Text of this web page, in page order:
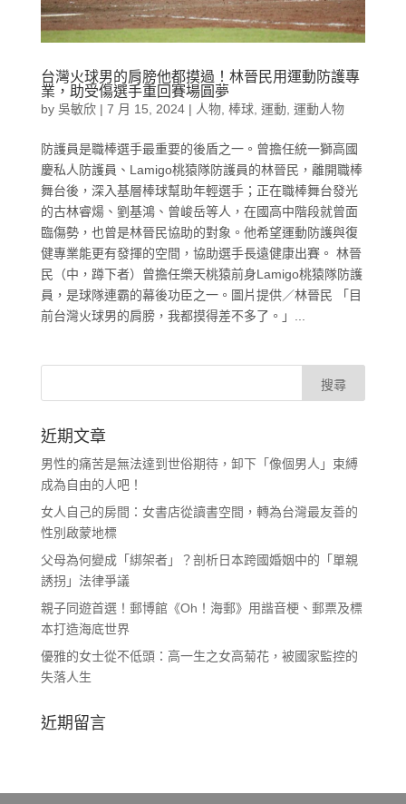
台灣火球男的肩膀他都摸過！林晉民用運動防護專
業，助受傷選手重回賽場圓夢
by 吳敏欣| 7 月 15, 2024| 人物, 棒球, 運動, 運動人物
防護員是職棒選手最重要的後盾之一。曾擔任統一獅高國
慶私人防護員、Lamigo桃猿隊防護員的林晉民，離開職棒
舞台後，深入基層棒球幫助年輕選手；正在職棒舞台發光
的古林睿煬、劉基鴻、曾峻岳等人，在國高中階段就曾面
臨傷勢，也曾是林晉民協助的對象。他希望運動防護與復
健專業能更有發揮的空間，協助選手長遠健康出賽。 林晉
民（中，蹲下者）曾擔任樂天桃猿前身Lamigo桃猿隊防護
員，是球隊連霸的幕後功臣之一。圖片提供／林晉民 「目
前台灣火球男的肩膀，我都摸得差不多了。」...
近期文章
男性的痛苦是無法達到世俗期待，卸下「像個男人」束縛
成為自由的人吧！
女人自己的房間：女書店從讀書空間，轉為台灣最友善的
性別啟蒙地標
父母為何變成「綁架者」？剖析日本跨國婚姻中的「單親
誘拐」法律爭議
親子同遊首選！郵博館《Oh！海郵》用諧音梗、郵票及標
本打造海底世界
優雅的女士從不低頭：高一生之女高菊花，被國家監控的
失落人生
近期留言